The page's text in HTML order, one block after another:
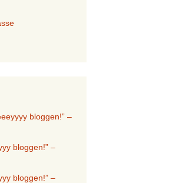
bloggen!” –
bloggen!” –
bloggen!” –